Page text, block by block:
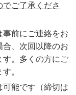
ご了承くださ
事前にご連絡をお
合、次回以降のお
す。多くの方にご
。
能です（締切は